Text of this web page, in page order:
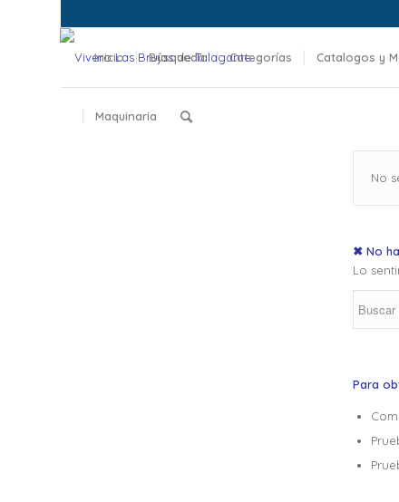
Inicio Búsqueda Categorías Catalogos y
Maquinaria
No
✖ No
Lo
Para